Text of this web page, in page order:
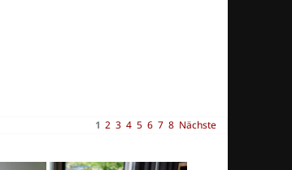
1 2 3 4 5 6 7 8 Nächste